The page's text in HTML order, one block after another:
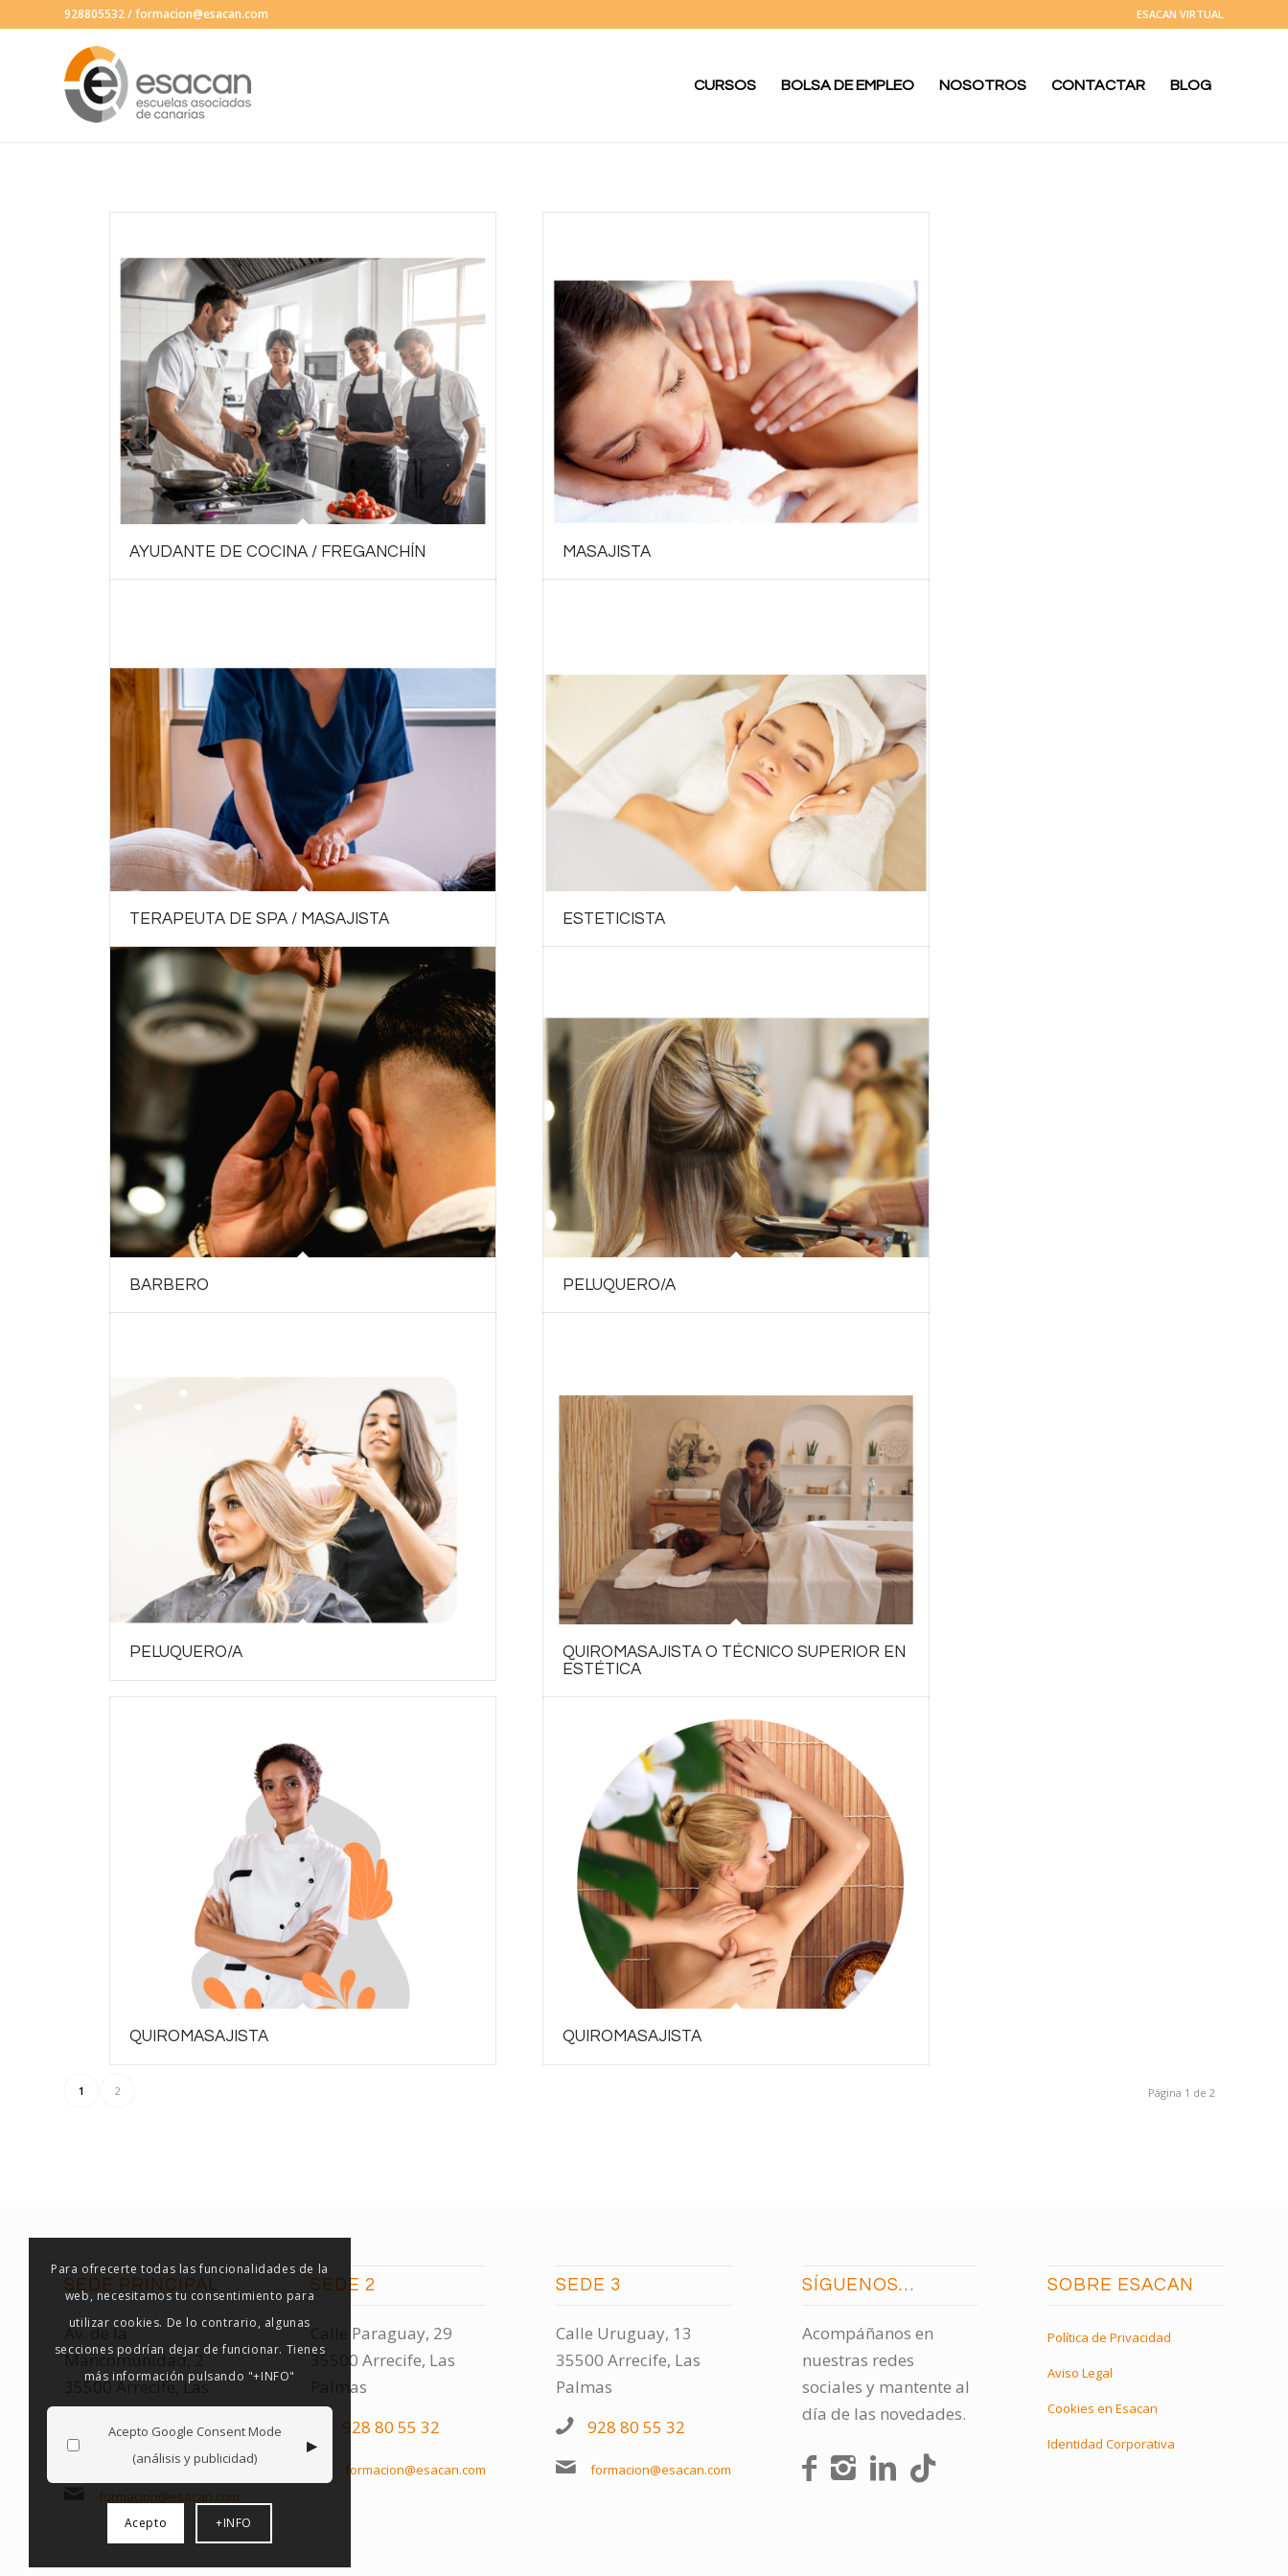
ESACAN VIRTUAL
928805532/formacion@esacan.com
CURSOS BOLSA DE EMPLEO NOSOTROS CONTACTAR BLOG
AYUDANTE DE COCINA / FREGANCHÍN MASAJISTA
TERAPEUTA DE SPA / MASAJISTA ESTETICISTA
BARBERO PELUQUERO/A
PELUQUERO/A
QUIROMASAJISTA O TÉCNICO SUPERIOR EN
ESTÉTICA
QUIROMASAJISTA QUIROMASAJISTA
Página 1 de 2
1 2
SEDE PRINCIPAL
Av. de la
Mancomunidad, 2
35500 Arrecife, Las
Palmas
928 80 55 32
formacion@esacan.com
SEDE 2
Calle Paraguay, 29
35500 Arrecife, Las
Palmas
928 80 55 32
formacion@esacan.com
SEDE 3
Calle Uruguay, 13
35500 Arrecife, Las
Palmas
928 80 55 32
formacion@esacan.com
SÍGUENOS…
Acompáñanos en
nuestras redes
sociales y mantente al
día de las novedades.
SOBRE ESACAN
Política de Privacidad
Aviso Legal
Cookies en Esacan
Identidad Corporativa
Para ofrecerte todas las funcionalidades de la
web, necesitamos tu consentimiento para
utilizar cookies. De lo contrario, algunas
secciones podrían dejar de funcionar. Tienes
más información pulsando "+INFO"
Acepto Google Consent Mode
(análisis y publicidad)
▸
Acepto +INFO